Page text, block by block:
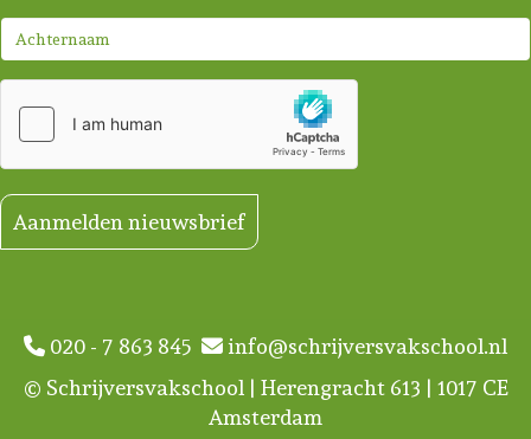
Aanmelden nieuwsbrief
020 - 7 863 845
info@schrijversvakschool.nl
© Schrijversvakschool | Herengracht 613 | 1017 CE
Amsterdam